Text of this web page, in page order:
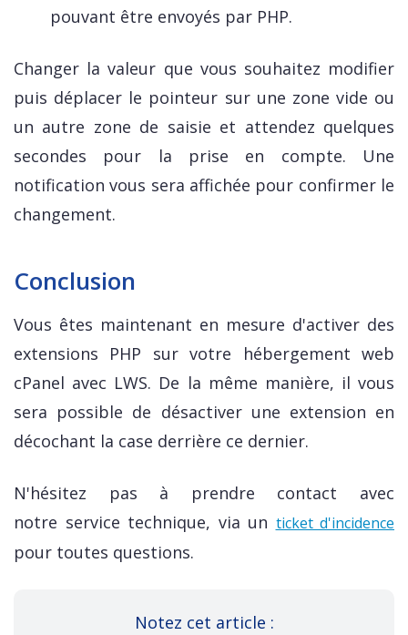
pouvant être envoyés par PHP.
Changer la valeur que vous souhaitez modifier
puis déplacer le pointeur sur une zone vide ou
un autre zone de saisie et attendez quelques
secondes pour la prise en compte. Une
notification vous sera affichée pour confirmer le
changement.
Conclusion
Vous êtes maintenant en mesure d'activer des
extensions PHP sur votre hébergement web
cPanel avec LWS. De la même manière, il vous
sera possible de désactiver une extension en
décochant la case derrière ce dernier.
N'hésitez pas à prendre contact avec
notre service technique, via un ticket d'incidence
pour toutes questions.
Notez cet article :